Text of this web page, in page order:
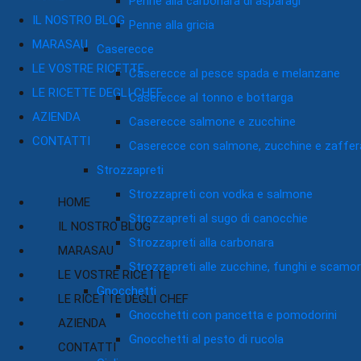
Penne alla gricia
Caserecce
Caserecce al pesce spada e melanzane
Caserecce al tonno e bottarga
Caserecce salmone e zucchine
Caserecce con salmone, zucchine e
Strozzapreti
Strozzapreti con vodka e salmone
Strozzapreti al sugo di canocchie
Strozzapreti alla carbonara
Strozzapreti alle zucchine, funghi e
Gnocchetti
Gnocchetti con pancetta e pomodorini
Gnocchetti al pesto di rucola
IL NOSTRO BLOG
MARASAU
LE VOSTRE RICETTE
LE RICETTE DEGLI CHEF
AZIENDA
CONTATTI
HOME
IL NOSTRO BLOG
MARASAU
LE VOSTRE RICETTE
LE RICETTE DEGLI CHEF
AZIENDA
CONTATTI